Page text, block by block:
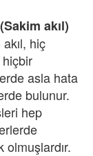
(Sakim akıl)
hiç
asla hata
bulunur.
hep
olmuşlardır.